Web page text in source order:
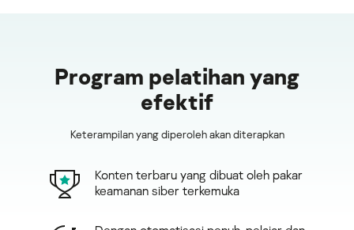
Program pelatihan yang
efektif
Keterampilan yang diperoleh akan diterapkan
Konten terbaru yang dibuat oleh pakar
keamanan siber terkemuka